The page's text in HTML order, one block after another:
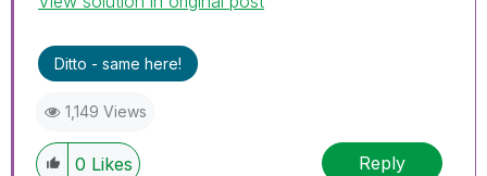
Ditto - same here!
1,149 Views
0 Likes Reply